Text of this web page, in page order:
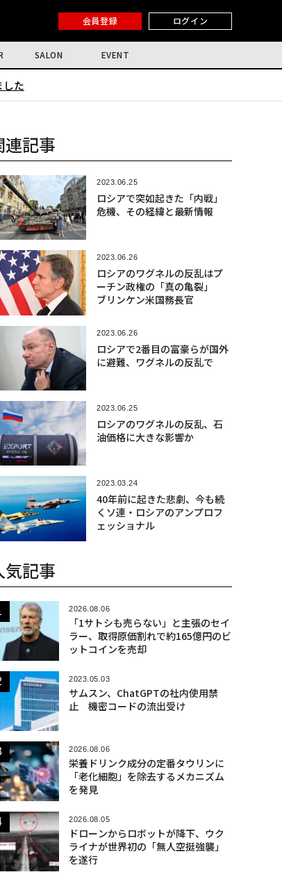
会員登録 ログイン
SALON EVENT
した
連記事
2023.06.25
ロシアで突如起きた「内戦」
危機、その経緯と最新情報
2023.06.26
ロシアのワグネルの反乱はプ
ーチン政権の「真の亀裂」
ブリンケン米国務長官
2023.06.26
ロシアで2番目の富豪らが国外
に避難、ワグネルの反乱で
2023.06.25
ロシアのワグネルの反乱、石
油価格に大きな影響か
2023.03.24
40年前に起きた悲劇、今も続
くソ連・ロシアのアンプロフ
ェッショナル
気記事
2026.08.06
「1サトシも売らない」と主張のセイ
ラー、取得原価割れで約165億円のビ
ットコインを売却
2023.05.03
サムスン、ChatGPTの社内使用禁
止 機密コードの流出受け
2026.08.06
栄養ドリンク成分の定番タウリンに
「老化細胞」を除去するメカニズム
を発見
2026.08.05
ドローンからロボットが降下、ウク
ライナが世界初の「無人空挺強襲」
を遂行